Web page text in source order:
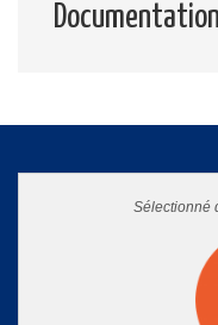
Documentation
Sélectionné